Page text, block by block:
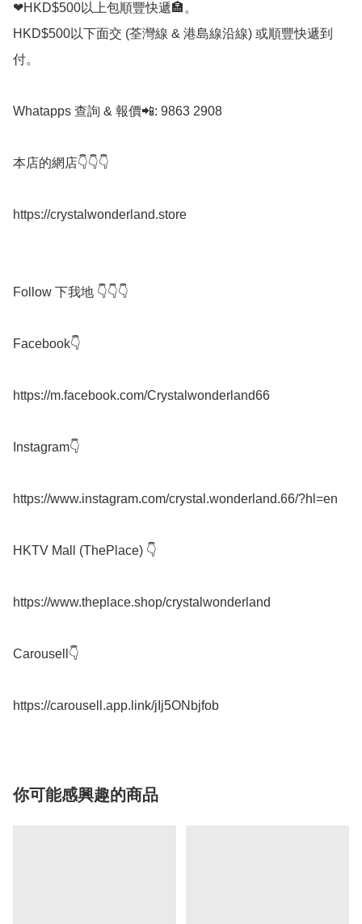
❤HKD$500以上包順豐快遞🏣。
HKD$500以下面交 (荃灣線 & 港島線沿線) 或順豐快遞到
付。
Whatapps 查詢 & 報價📲: 9863 2908
本店的網店👇👇👇
https://crystalwonderland.store
Follow 下我地 👇👇👇
Facebook👇
https://m.facebook.com/Crystalwonderland66
Instagram👇
https://www.instagram.com/crystal.wonderland.66/?hl=en
HKTV Mall (ThePlace) 👇
https://www.theplace.shop/crystalwonderland
Carousell👇
你可能感興趣的商品